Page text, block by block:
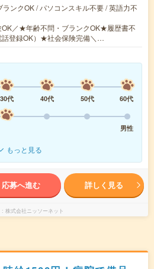
ランクOK / パソコンスキル不要 / 英語力不
OK／★年齢不問・ブランクOK★履歴書不
話登録OK）★社会保険完備＼…
30代 40代 50代
60代
男性
もっと見る
応募へ進む 詳しく見る
株式会社ニッソーネット